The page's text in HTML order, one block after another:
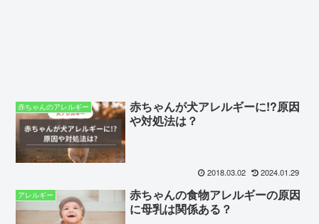
赤ちゃんのアレルギー
赤ちゃんが犬アレルギーに!?原因
や対処法は？
2018.03.02 2024.01.29
アレルギー
赤ちゃんの食物アレルギーの原因
に母乳は関係ある？